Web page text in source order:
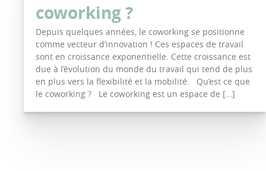
coworking ?
Depuis quelques années, le coworking se positionne
comme vecteur d’innovation ! Ces espaces de travail
sont en croissance exponentielle. Cette croissance est
due à l’évolution du monde du travail qui tend de plus
en plus vers la flexibilité et la mobilité. Qu’est ce que
le coworking ? Le coworking est un espace de […]